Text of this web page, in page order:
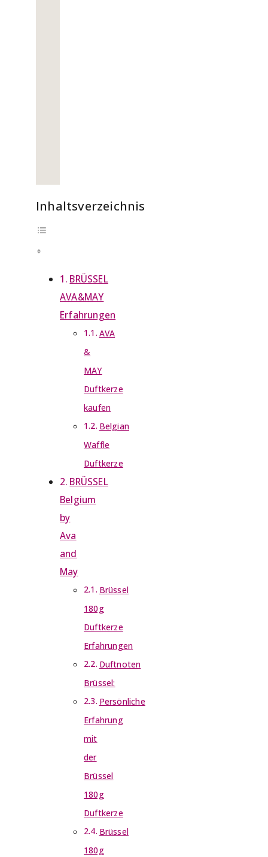
Inhaltsverzeichnis
BRÜSSEL
AVA&MAY
Erfahrungen
AVA
&
MAY
Duftkerze
kaufen
Belgian
Waffle
Duftkerze
BRÜSSEL
Belgium
by
Ava
and
May
Brüssel
180g
Duftkerze
Erfahrungen
Duftnoten
Brüssel:
Persönliche
Erfahrung
mit
der
Brüssel
180g
Duftkerze
Brüssel
180g